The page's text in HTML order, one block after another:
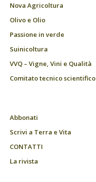
Nova Agricoltura
Olivo e Olio
Passione in verde
Suinicoltura
VVQ – Vigne, Vini e Qualità
Comitato tecnico scientifico
Abbonati
Scrivi a Terra e Vita
CONTATTI
La rivista